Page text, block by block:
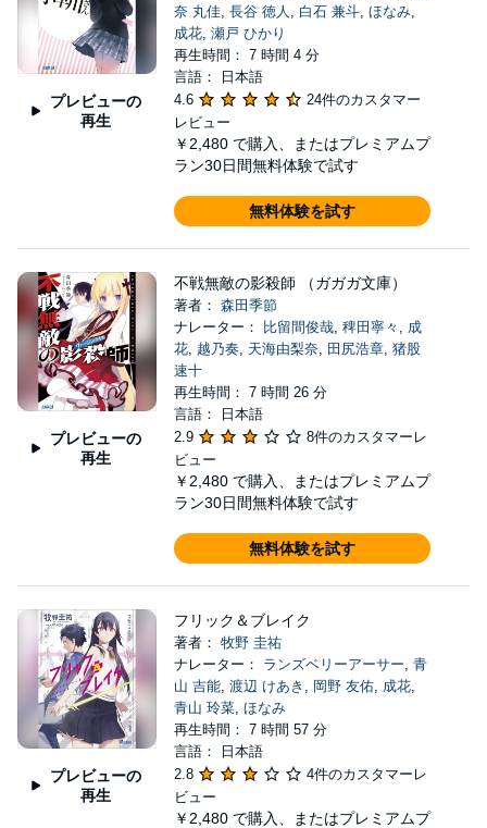
プレビューの
再生
奈 丸佳, 長谷 徳人 , 白石 兼斗, ほなみ,
成花, 瀬戸 ひかり
再生時間： 7 時間 4 分
言語： 日本語
4.6
24件のカスタマー
レビュー
￥2,480 で購入、またはプレミアムプ
ラン30日間無料体験で試す
無料体験を試す
プレビューの
再生
不戦無敵の影殺師 （ガガガ文庫）
著者： 森田季節
ナレーター：
比留間俊哉, 稗田寧々 , 成
花, 越乃奏, 天海由梨奈, 田尻浩章, 猪股
速十
再生時間： 7 時間 26 分
言語： 日本語
2.9
8件のカスタマーレ
ビュー
￥2,480 で購入、またはプレミアムプ
ラン30日間無料体験で試す
無料体験を試す
プレビューの
再生
フリック＆ブレイク
著者： 牧野 圭祐
ナレーター： ランズベリーアーサー, 青
山 吉能, 渡辺 けあき , 岡野 友佑, 成花,
青山 玲菜, ほなみ
再生時間： 7 時間 57 分
言語： 日本語
2.8
4件のカスタマーレ
ビュー
￥2,480 で購入、またはプレミアムプ